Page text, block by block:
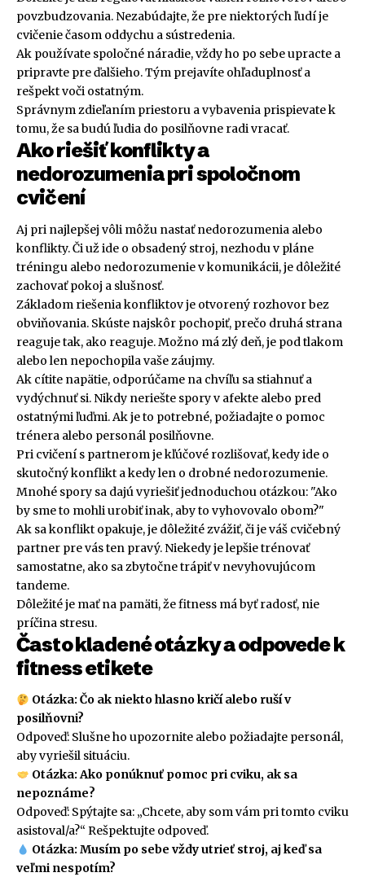
povzbudzovania. Nezabúdajte, že pre niektorých ľudí je
cvičenie časom oddychu a sústredenia.
Ak používate spoločné náradie, vždy ho po sebe upracte a
pripravte pre ďalšieho. Tým prejavíte ohľaduplnosť a
rešpekt voči ostatným.
Správnym zdieľaním priestoru a vybavenia prispievate k
tomu, že sa budú ľudia do posilňovne radi vracať.
Ako riešiť konflikty a
nedorozumenia pri spoločnom
cvičení
Aj pri najlepšej vôli môžu nastať nedorozumenia alebo
konflikty. Či už ide o obsadený stroj, nezhodu v pláne
tréningu alebo nedorozumenie v komunikácii, je dôležité
zachovať pokoj a slušnosť.
Základom riešenia konfliktov je otvorený rozhovor bez
obviňovania. Skúste najskôr pochopiť, prečo druhá strana
reaguje tak, ako reaguje. Možno má zlý deň, je pod tlakom
alebo len nepochopila vaše záujmy.
Ak cítite napätie, odporúčame na chvíľu sa stiahnuť a
vydýchnuť si. Nikdy neriešte spory v afekte alebo pred
ostatnými ľuďmi. Ak je to potrebné, požiadajte o pomoc
trénera alebo personál posilňovne.
Pri cvičení s partnerom je kľúčové rozlišovať, kedy ide o
skutočný konflikt a kedy len o drobné nedorozumenie.
Mnohé spory sa dajú vyriešiť jednoduchou otázkou: "Ako
by sme to mohli urobiť inak, aby to vyhovovalo obom?"
Ak sa konflikt opakuje, je dôležité zvážiť, či je váš cvičebný
partner pre vás ten pravý. Niekedy je lepšie trénovať
samostatne, ako sa zbytočne trápiť v nevyhovujúcom
tandeme.
Dôležité je mať na pamäti, že fitness má byť radosť, nie
príčina stresu.
Často kladené otázky a odpovede k
fitness etikete
Otázka: Čo ak niekto hlasno kričí alebo ruší v
posilňovni?
Odpoveď: Slušne ho upozornite alebo požiadajte personál,
aby vyriešil situáciu.
Otázka: Ako ponúknuť pomoc pri cviku, ak sa
nepoznáme?
Odpoveď: Spýtajte sa: „Chcete, aby som vám pri tomto cviku
asistoval/a?“ Rešpektujte odpoveď.
Otázka: Musím po sebe vždy utrieť stroj, aj keď sa
veľmi nespotím?